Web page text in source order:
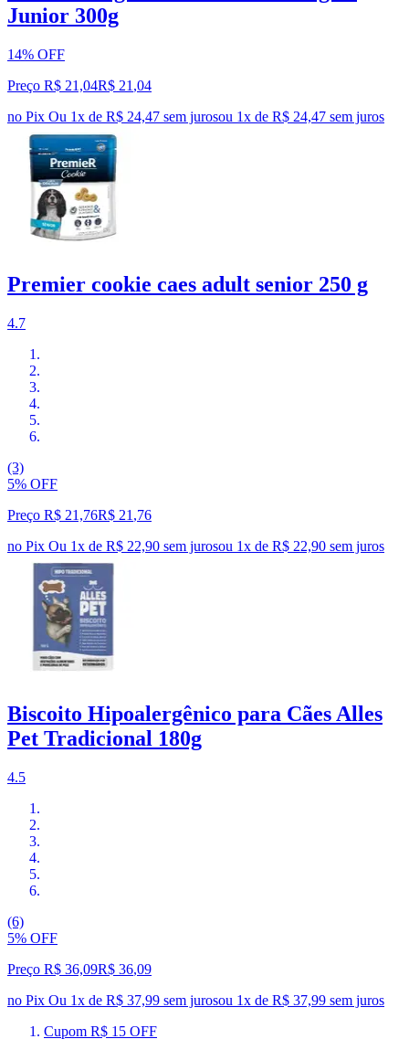
Junior 300g
14% OFF
Preço R$ 21,04R$ 21 ,04
no Pix Ou 1x de R$ 24,47 sem jurosou 1x de R$ 24,47 sem juros
Premier cookie caes adult senior 250 g
4.7
(3)
5% OFF
Preço R$ 21,76R$ 21 ,76
no Pix Ou 1x de R$ 22,90 sem jurosou 1x de R$ 22,90 sem juros
Biscoito Hipoalergênico para Cães Alles
Pet Tradicional 180g
4.5
(6)
5% OFF
Preço R$ 36,09R$ 36,09
no Pix Ou 1x de R$ 37,99 sem jurosou 1x de R$ 37,99 sem juros
Cupom R$ 15 OFF